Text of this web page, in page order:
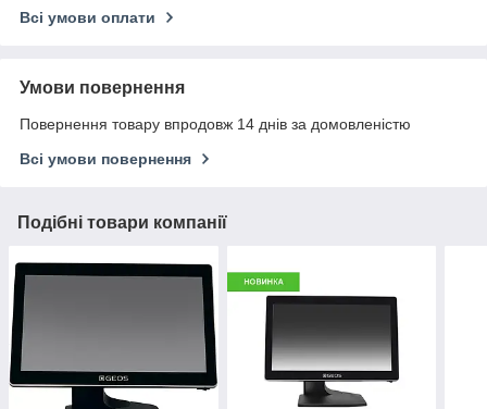
Всі умови оплати
Умови повернення
Повернення товару впродовж 14 днів за домовленістю
Всі умови повернення
Подібні товари компанії